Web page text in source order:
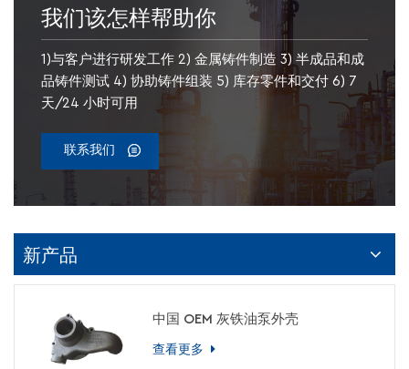
我们该怎样帮助你
1)与客户进行研发工作 2) 金属铸件制造 3) 半成品和成
品铸件测试 4) 协助铸件组装 5) 库存零件和交付 6) 7
天/24 小时可用
联系我们
新产品
中国 OEM 灰铁油泵外壳
查看更多